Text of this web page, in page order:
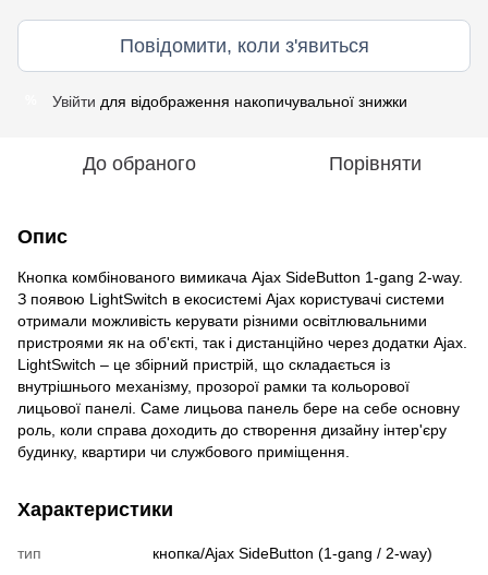
Повідомити, коли з'явиться
Увійти для відображення накопичувальної знижки
До обраного Порівняти
Опис
Кнопка комбінованого вимикача Ajax SideButton 1-gang 2-way.
З появою LightSwitch в екосистемі Ajax користувачі системи
отримали можливість керувати різними освітлювальними
пристроями як на об'єкті, так і дистанційно через додатки Ajax.
LightSwitch – це збірний пристрій, що складається із
внутрішнього механізму, прозорої рамки та кольорової
лицьової панелі. Саме лицьова панель бере на себе основну
роль, коли справа доходить до створення дизайну інтер'єру
будинку, квартири чи службового приміщення.
Характеристики
тип
кнопка/Ajax SideButton (1-gang / 2-way)